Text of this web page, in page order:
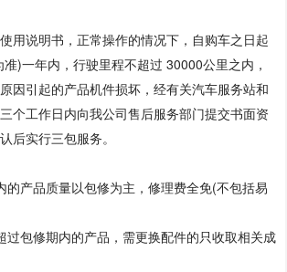
说明书，正常操作的情况下，自购车之日起
)一年内，行驶里程不超过 30000公里之内，
因引起的产品机件损坏，经有关汽车服务站和
个工作日内向我公司售后服务部门提交书面资
后实行三包服务。
产品质量以包修为主，修理费全免(不包括易
包修期内的产品，需更换配件的只收取相关成